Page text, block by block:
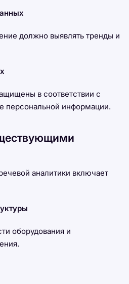
должно выявлять тренды и
в соответствии с
персональной информации.
аналитики включает
оборудования и